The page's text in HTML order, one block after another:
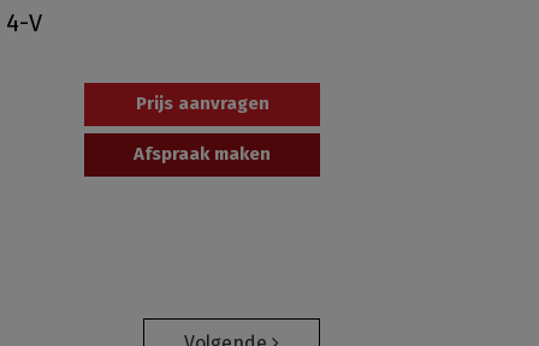
4-V
Prijs aanvragen
Afspraak maken